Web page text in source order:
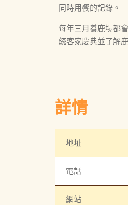
同時用餐的記錄。
每年三月養鹿場都
統客家慶典並了解
詳情
地址
電話
網站